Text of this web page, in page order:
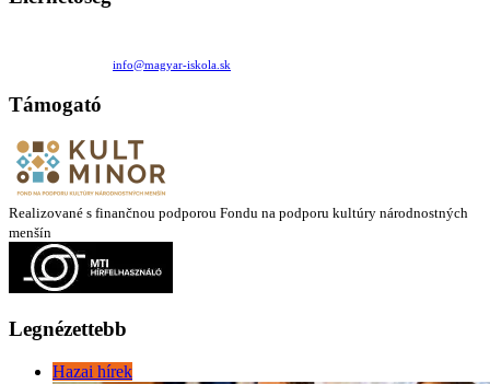
info@magyar-iskola.sk
Támogató
Realizované s finančnou podporou Fondu na podporu kultúry národnostných
menšín
Legnézettebb
Hazai hírek